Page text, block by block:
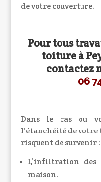
de votre couverture.
Pour tous
toiture à
contactez
06
Dans le cas ou
l’étanchéité de
risquent de survenir :
L’infiltration
maison.